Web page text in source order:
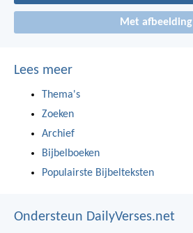
Met afbeelding
Lees meer
Thema's
Zoeken
Archief
Bijbelboeken
Populairste Bijbelteksten
Ondersteun DailyVerses.net